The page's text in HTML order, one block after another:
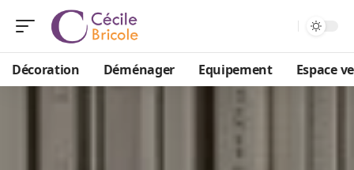
Décoration Déménager Equipement Espace